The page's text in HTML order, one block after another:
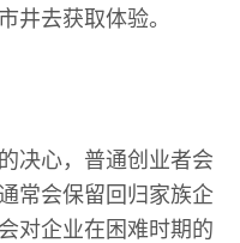
井去获取体验。
决心，普通创业者会
常会保留回归家族企
对企业在困难时期的